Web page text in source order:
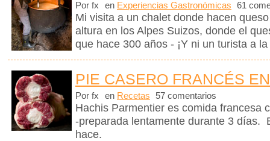
Por fx en Experiencias Gastronómicas 61
Mi visita a un chalet donde hacen
altura en los Alpes Suizos, donde el
que hace 300 años - ¡Y ni un turista a
PIE CASERO FRANCÉS
Por fx en Recetas 57 comentarios
Hachis Parmentier es comida francesa
-preparada lentamente durante 3 días.
hace.